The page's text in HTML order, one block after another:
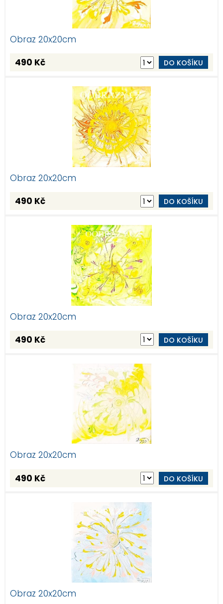
Obraz 20x20cm
490 Kč
DO KOŠÍKU
Obraz 20x20cm
490 Kč
DO KOŠÍKU
Obraz 20x20cm
490 Kč
DO KOŠÍKU
Obraz 20x20cm
490 Kč
DO KOŠÍKU
Obraz 20x20cm